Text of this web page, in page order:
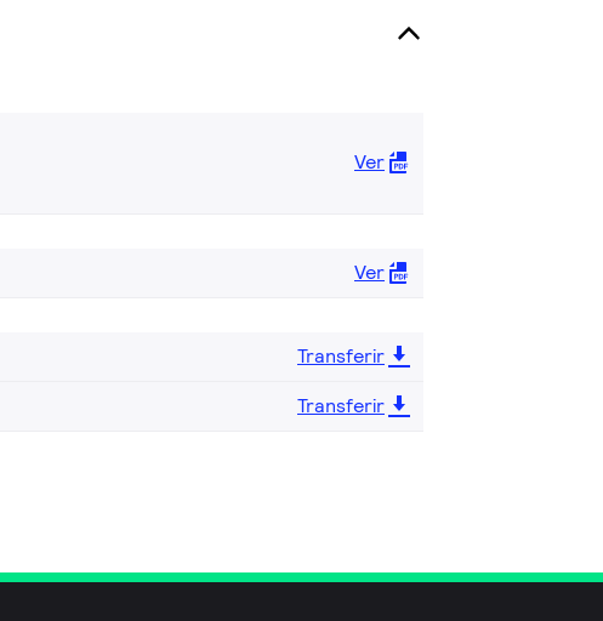
Ver
Ver
Transferir
Transferir